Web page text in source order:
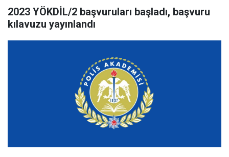
2023 YÖKDİL/2 başvuruları başladı, başvuru
kılavuzu yayınlandı